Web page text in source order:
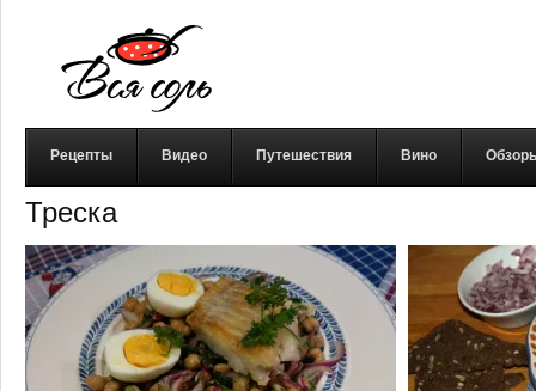
Рецепты Видео Путешествия Вино
Треска